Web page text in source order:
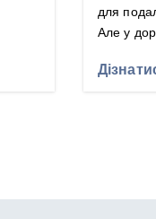
для
Але у